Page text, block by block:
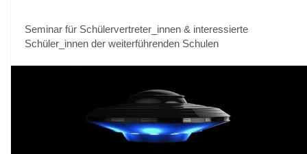
Seminar für Schülervertreter_innen & interessierte
Schüler_innen der weiterführenden Schulen